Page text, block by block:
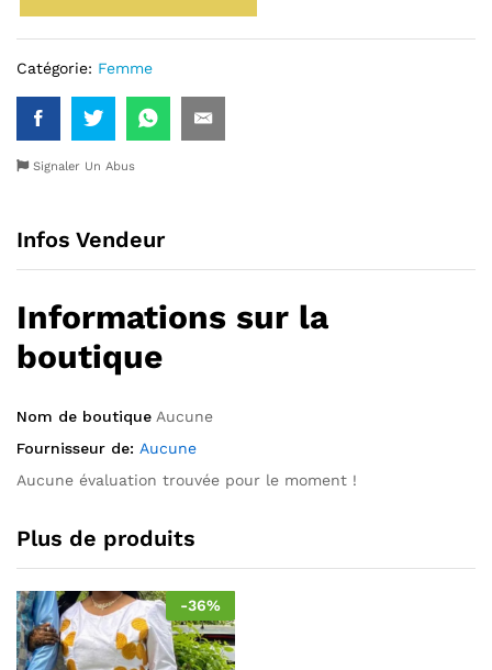
Catégorie: Femme
Signaler Un Abus
Infos Vendeur
Informations sur la
boutique
Nom de boutique Aucune
Fournisseur de: Aucune
Aucune évaluation trouvée pour le moment !
Plus de produits
-36%